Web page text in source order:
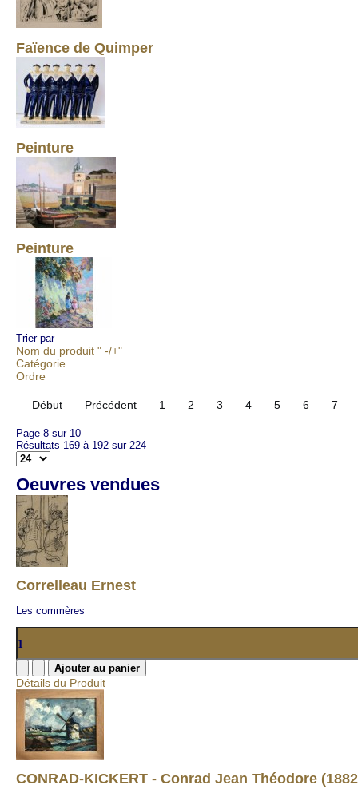
Faïence de Quimper
Peinture
Peinture
Trier par
Nom du produit " -/+"
Catégorie
Ordre
Début Précédent 1 2 3 4 5 6 7
Page 8 sur 10
Résultats 169 à 192 sur 224
Oeuvres vendues
Correlleau Ernest
Les commères
Détails du Produit
CONRAD-KICKERT - Conrad Jean Théodore